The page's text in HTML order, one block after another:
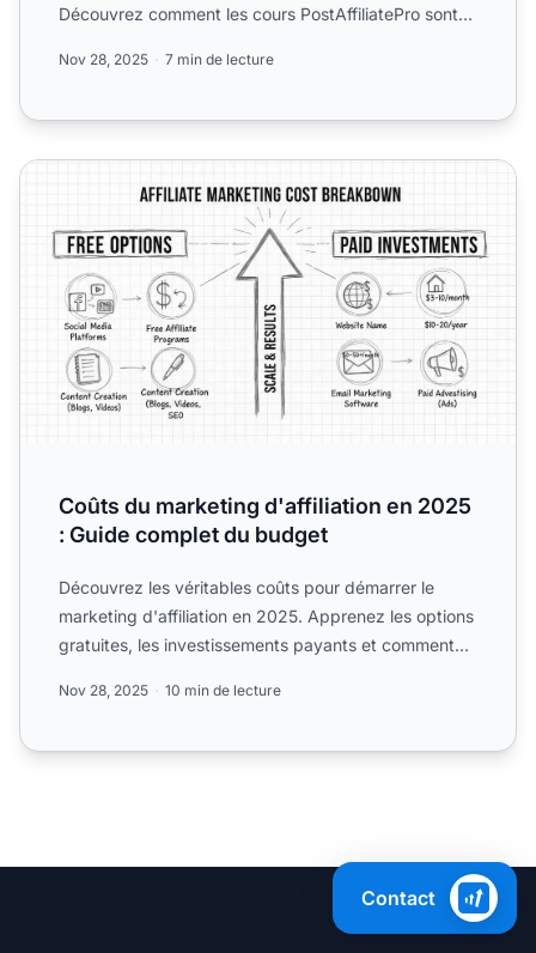
Découvrez comment les cours PostAffiliatePro sont
Nov 28, 2025 7 min de lecture
Coûts du marketing d'affiliation en 2025 : Guide complet
Coûts du marketing d'affiliation en 2025
: Guide complet du budget
Découvrez les véritables coûts pour démarrer le
marketing d'affiliation en 2025. Apprenez les options
gratuites, les investissements payants et comment
Nov 28, 2025 10 min de lecture
Contact